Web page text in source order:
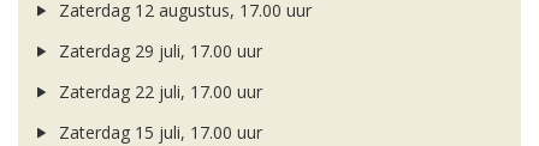
Zaterdag 12 augustus, 17.00 uur
Zaterdag 29 juli, 17.00 uur
Zaterdag 22 juli, 17.00 uur
Zaterdag 15 juli, 17.00 uur